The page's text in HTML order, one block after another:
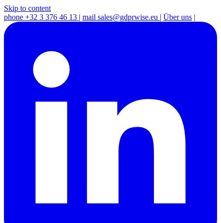
Skip to content
phone +32 3 376 46 13 | mail sales@gdprwise.eu | Über uns |